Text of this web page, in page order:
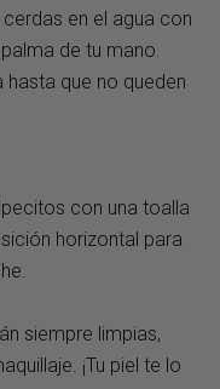
en el agua con
de tu mano.
hasta que no queden
con una toalla
horizontal para
siempre limpias,
¡Tu piel te lo